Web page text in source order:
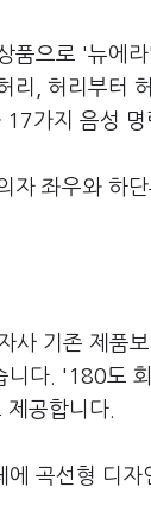
품으로 '뉴에
리, 허리부터
가지 음성 명
자 좌우와 하
사 기존 제품
니다. '180도
공합니다.
에 곡선형 디